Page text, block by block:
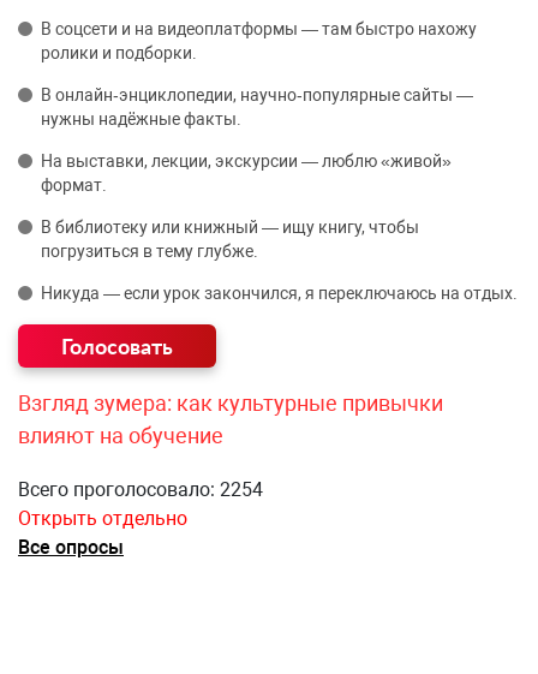
В соцсети и на видеоплатформы — там быстро нахожу
ролики и подборки.
В онлайн‑энциклопедии, научно‑популярные сайты —
нужны надёжные факты.
На выставки, лекции, экскурсии — люблю «живой»
формат.
В библиотеку или книжный — ищу книгу, чтобы
погрузиться в тему глубже.
Никуда — если урок закончился, я переключаюсь на отдых.
Взгляд зумера: как культурные привычки
влияют на обучение
Всего проголосовало: 2254
Открыть отдельно
Все опросы